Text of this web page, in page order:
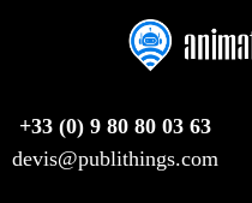
+33 (0) 9 80 80 03 63
devis@publithings.com